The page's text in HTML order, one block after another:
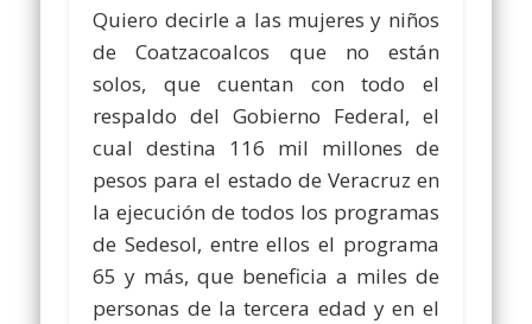
Quiero decirle a las mujeres y niños
de Coatzacoalcos que no están
solos, que cuentan con todo el
respaldo del Gobierno Federal, el
cual destina 116 mil millones de
pesos para el estado de Veracruz en
la ejecución de todos los programas
de Sedesol, entre ellos el programa
65 y más, que beneficia a miles de
personas de la tercera edad y en el